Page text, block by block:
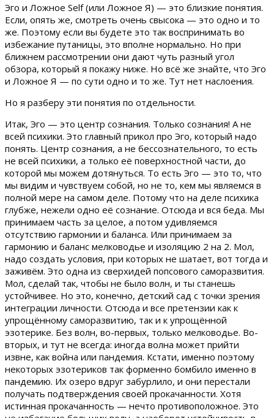
Эго и Ложное Self (или Ложное Я) — это близкие понятия.
Если, опять же, смотреть очень свысока — это одно и то
же. Поэтому если вы будете это так воспринимать во
избежание путаницы, это вполне нормально. Но при
ближнем рассмотрении они дают чуть разный угол
обзора, который я покажу ниже. Но всё же знайте, что Эго
и Ложное Я — по сути одно и то же. Тут нет наслоения.
Но я разберу эти понятия по отдельности.
Итак, Эго — это центр сознания. Только сознания! А не
всей психики. Это главный прикол про Эго, который надо
понять. Центр сознания, а не бессознательного, то есть
не всей психики, а только её поверхностной части, до
которой мы можем дотянуться. То есть Эго — это то, что
мы видим и чувствуем собой, но не то, кем мы являемся в
полной мере на самом деле. Потому что на деле психика
глубже, нежели одно её сознание. Отсюда и вся беда. Мы
принимаем часть за целое, а потом удивляемся
отсутствию гармонии и баланса. Или принимаем за
гармонию и баланс мелководье и изоляцию 2 на 2. Мол,
надо создать условия, при которых не шатает, вот тогда и
заживём. Это одна из сверхидей попсового саморазвития.
Мол, сделай так, чтобы не было волн, и ты станешь
устойчивее. Но это, конечно, детский сад с точки зрения
интеграции личности. Отсюда и все претензии как к
упрощённому саморазвитию, так и к упрощённой
эзотерике. Без волн, во-первых, только мелководье. Во-
вторых, и тут не всегда: иногда волна может прийти
извне, как война или пандемия. Кстати, именно поэтому
некоторых эзотериков так форменно бомбило именно в
пандемию. Их озеро вдруг забурлило, и они перестали
получать подтверждения своей прокачанности. Хотя
истинная прокачанность — нечто противоположное. Это